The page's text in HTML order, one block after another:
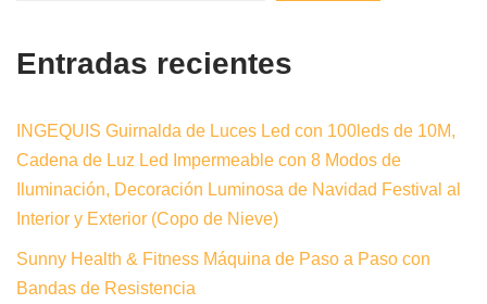
Entradas recientes
INGEQUIS Guirnalda de Luces Led con 100leds de 10M,
Cadena de Luz Led Impermeable con 8 Modos de
Iluminación, Decoración Luminosa de Navidad Festival al
Interior y Exterior (Copo de Nieve)
Sunny Health & Fitness Máquina de Paso a Paso con
Bandas de Resistencia